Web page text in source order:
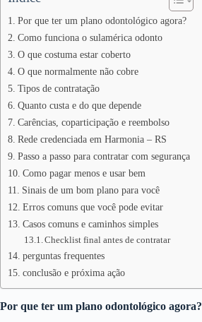
Por que ter um plano odontológico agora?
Como funciona o sulamérica odonto
O que costuma estar coberto
O que normalmente não cobre
Tipos de contratação
Quanto custa e do que depende
Carências, coparticipação e reembolso
Rede credenciada em Harmonia – RS
Passo a passo para contratar com segurança
Como pagar menos e usar bem
Sinais de um bom plano para você
Erros comuns que você pode evitar
Casos comuns e caminhos simples
Checklist final antes de contratar
perguntas frequentes
conclusão e próxima ação
Por que ter um plano odontológico agora?